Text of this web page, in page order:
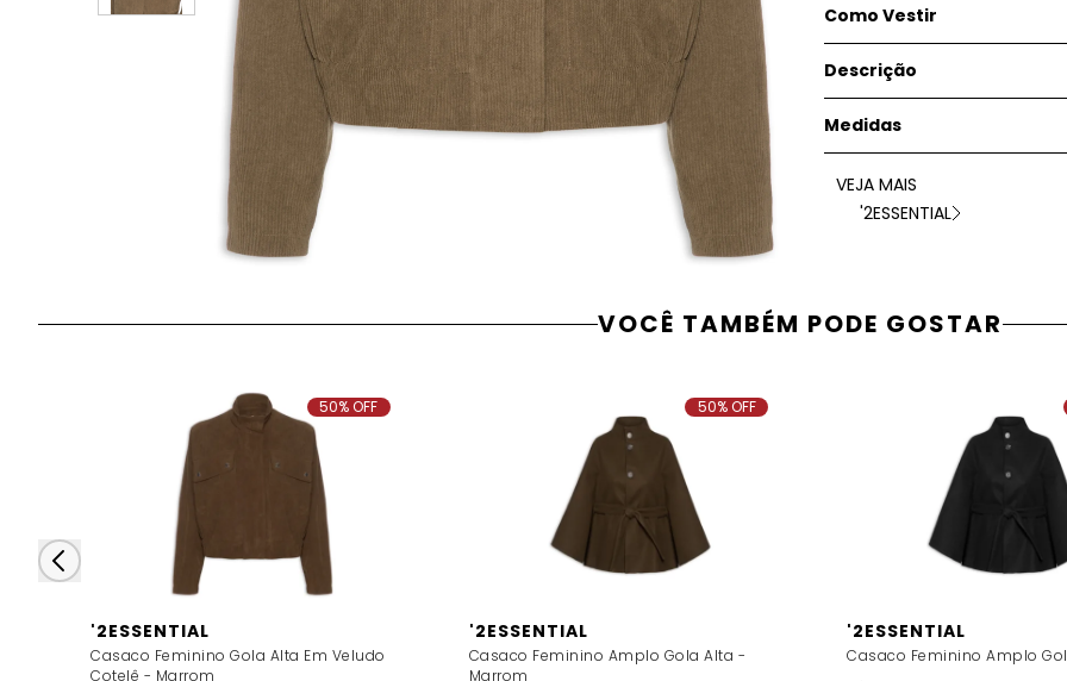
Como Vestir
Descrição
Medidas
VEJA MAIS
'2ESSENTIAL
VOCÊ TAMBÉM PODE GOSTAR
'2ESSENTIAL
Casaco Feminino Gola Alta Em Veludo
Cotelê - Marrom
50% OFF
'2ESSENTIAL
Casaco Feminino Amplo Gola Alta -
Marrom
50% OFF
'2ESSENTIAL
Casaco Feminino Amplo